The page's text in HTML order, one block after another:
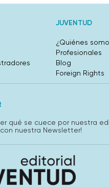
JUVENTUD
¿Quiénes
Profesionales
Blog
Foreign Rights
qué se cuece por nuestra
nuestra Newsletter!